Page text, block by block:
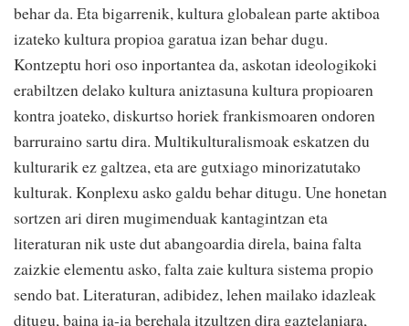
behar da. Eta bigarrenik, kultura globalean parte aktiboa
izateko kultura propioa garatua izan behar dugu.
Kontzeptu hori oso inportantea da, askotan ideologikoki
erabiltzen delako kultura aniztasuna kultura propioaren
kontra joateko, diskurtso horiek frankismoaren ondoren
barruraino sartu dira. Multikulturalismoak eskatzen du
kulturarik ez galtzea, eta are gutxiago minorizatutako
kulturak. Konplexu asko galdu behar ditugu. Une honetan
sortzen ari diren mugimenduak kantagintzan eta
literaturan nik uste dut abangoardia direla, baina falta
zaizkie elementu asko, falta zaie kultura sistema propio
sendo bat. Literaturan, adibidez, lehen mailako idazleak
ditugu, baina ia-ia berehala itzultzen dira gaztelaniara,